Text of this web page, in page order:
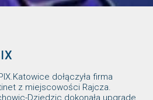
dołączyła firma
z miejscowości Rajcza.
Dziedzic dokonała upgrade